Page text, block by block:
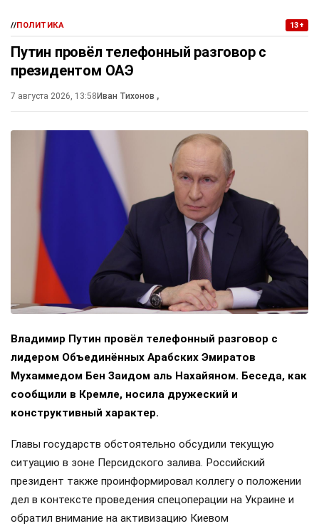
//ПОЛИТИКА 13+
Путин провёл телефонный разговор с
президентом ОАЭ
7 августа 2026, 13:58 Иван Тихонов ,
Владимир Путин провёл телефонный разговор с
лидером Объединённых Арабских Эмиратов
Мухаммедом Бен Заидом аль Нахайяном. Беседа, как
сообщили в Кремле, носила дружеский и
конструктивный характер.
Главы государств обстоятельно обсудили текущую
ситуацию в зоне Персидского залива. Российский
президент также проинформировал коллегу о положении
дел в контексте проведения спецоперации на Украине и
обратил внимание на активизацию Киевом